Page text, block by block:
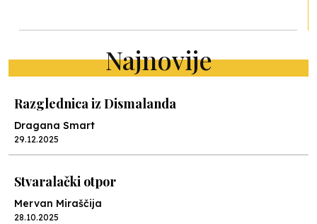
Najnovije
Razglednica iz Dismalanda
Dragana Smart
29.12.2025
Stvaralački otpor
Mervan Miraščija
28.10.2025